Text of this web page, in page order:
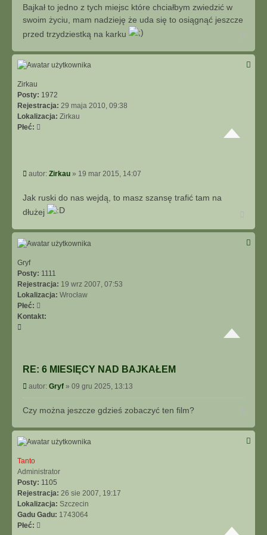
s
Bajkał to jedno z tych miejsc które chciałbym zwiedzić w
swoim życiu, mam nadzieję że uda się to osiągnąć jeszcze
przed trzydziestką na karku
g
ó
Zirkau
Posty: 1972
Rejestracja: 29 maja 2010, 09:38
Lokalizacja: Zirkau
Płeć:
P
s
autor: Zirkau » 19 mar 2015, 14:07
Jak ruski do nas wejdą, to masz szansę trafić tam na
dłużej
g
ó
Gryf
Posty: 1111
Rejestracja: 19 wrz 2007, 07:53
Lokalizacja: Wrocław
Płeć:
Kontakt:
k
u
i
RE: 6 MIESIĘCY NAD BAJKAŁEM
P
o
s
autor: Gryf » 09 gru 2025, 13:13
Czy można jeszcze gdzieś zobaczyć ten film?
g
ó
Tanto
Administrator
Posty: 1105
Rejestracja: 26 sie 2007, 19:17
Lokalizacja: Szczecin
Gadu Gadu: 1743064
Płeć: